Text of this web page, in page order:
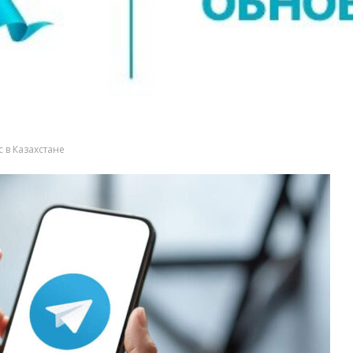
Казахстане